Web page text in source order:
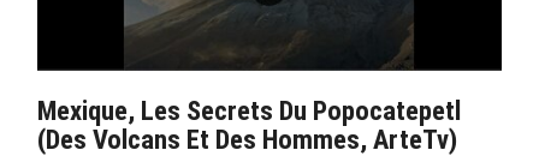
Mexique, Les Secrets Du Popocatepetl
(Des Volcans Et Des Hommes, ArteTv)